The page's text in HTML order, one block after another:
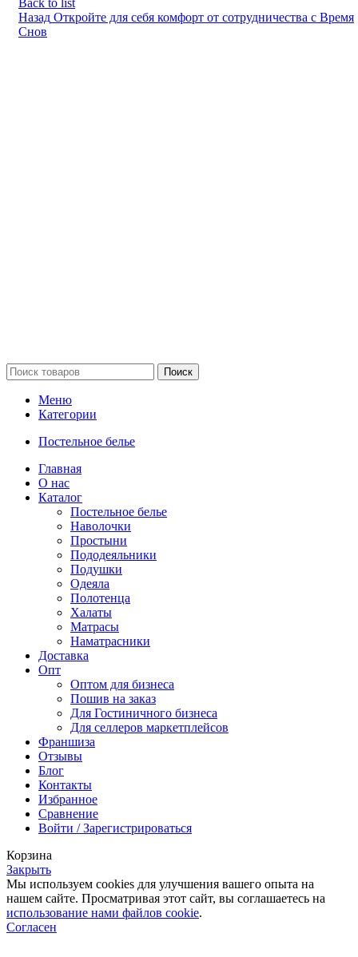
Back to list
Назад Откройте для себя комфорт от сотрудничества с Время
Снов
Поиск
Меню
Категории
Постельное белье
Главная
О нас
Каталог
Постельное белье
Наволочки
Простыни
Пододеяльники
Подушки
Одеяла
Полотенца
Халаты
Матрасы
Наматрасники
Доставка
Опт
Оптом для бизнеса
Пошив на заказ
Для Гостиничного бизнеса
Для селлеров маркетплейсов
Франшиза
Отзывы
Блог
Контакты
Избранное
Сравнение
Войти / Зарегистрироваться
Корзина
Закрыть
Мы используем cookies для улучшения вашего опыта на
нашем сайте. Просматривая этот сайт, вы соглашаетесь на
использование нами файлов cookie.
Согласен